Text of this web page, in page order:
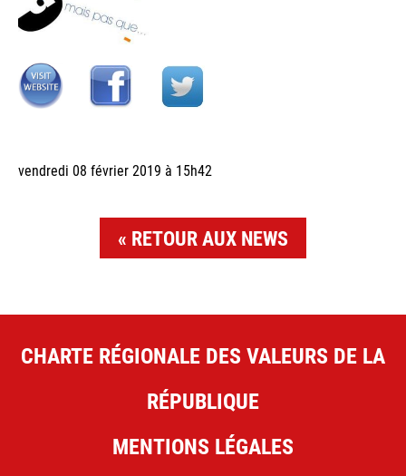
vendredi 08 février 2019 à 15h42
RETOUR AUX NEWS
CHARTE RÉGIONALE DES VALEURS DE LA
RÉPUBLIQUE
MENTIONS LÉGALES